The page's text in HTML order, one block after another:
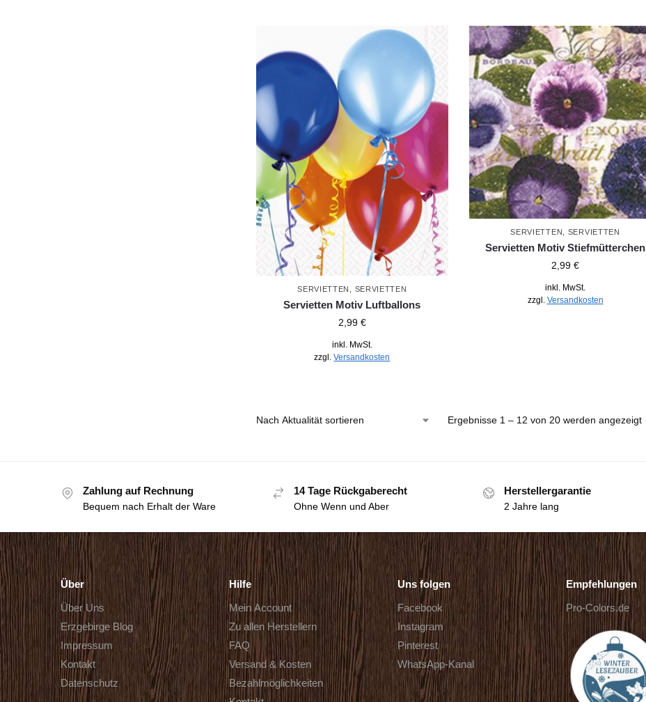
SERVIETTEN , SERVIETTEN
Servietten Motiv Luftballons
2,99 €
inkl. MwSt.
zzgl.Versandkosten
SERVIETTEN SERVIETTEN
Servietten Motiv Stiefmütterchen
2,99 €
inkl. MwSt.
zzgl. Versandkosten
Ergebnisse 1 – 12 von 20 werden angezeigt
Zahlung auf Rechnung
Bequem nach Erhalt der Ware
14 Tage Rückgaberecht
Ohne Wenn und Aber
Herstellergarantie
2 Jahre lang
Über
Über Uns
Erzgebirge Blog
Impressum
Kontakt
Datenschutz
Hilfe
Mein Account
Zu allen Herstellern
FAQ
Versand & Kosten
Bezahlmöglichkeiten
Uns folgen
Facebook
Instagram
Pinterest
WhatsApp-Kanal
Empfehlungen
Pro-Colors.de